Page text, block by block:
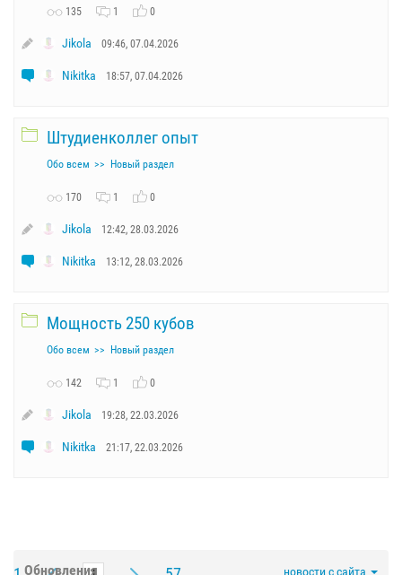
135 1 0
Jikola 09:46, 07.04.2026
Nikitka 18:57, 07.04.2026
Штудиенколлег опыт
Обо всем Новый раздел
170 1 0
Jikola 12:42, 28.03.2026
Nikitka 13:12, 28.03.2026
Мощность 250 кубов
Обо всем Новый раздел
142 1 0
Jikola 19:28, 22.03.2026
Nikitka 21:17, 22.03.2026
Обновления новости с сайта